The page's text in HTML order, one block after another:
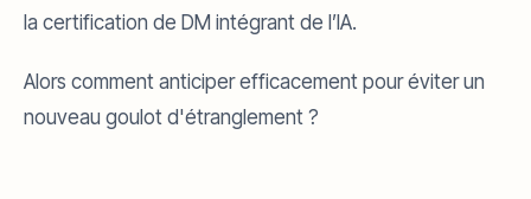
la certification de DM intégrant de l’IA.
Alors comment anticiper efficacement pour éviter un
nouveau goulot d'étranglement ?